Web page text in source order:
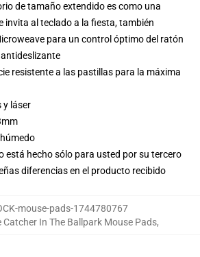
de tamaño extendido es como una
invita al teclado a la fiesta, también
para un control óptimo del ratón
resistente a las pastillas para la máxima
y láser
está hecho sólo para usted por su tercero
diferencias en el producto recibido
mouse-pads-1744780767
Catcher In The Ballpark Mouse Pads,